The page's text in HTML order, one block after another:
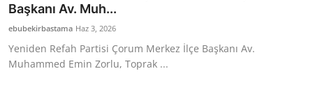
Resmi Reklamlar
Başkanı Av. Muh...
ebubekirbastama Haz 3, 2026
Yeniden Refah Partisi Çorum Merkez İlçe Başkanı Av.
Muhammed Emin Zorlu, Toprak ...